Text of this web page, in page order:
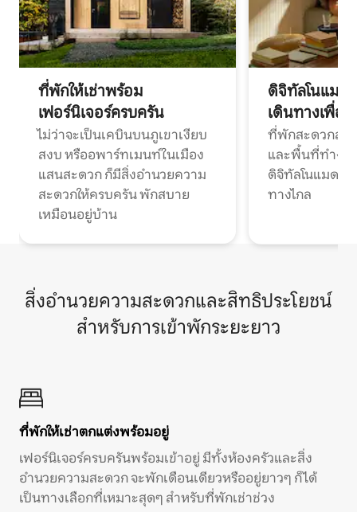
ที่พักให้เช่าพร้อม
เฟอร์นิเจอร์ครบครัน
ไม่ว่าจะเป็นเคบินบนภูเขาเงียบ
สงบ หรืออพาร์ทเมนท์ในเมือง
แสนสะดวก ก็มีสิ่งอำนวยความ
สะดวกให้ครบครัน พักสบาย
เหมือนอยู่บ้าน
ดิจิทัลโนแมด
เดินทางเพื่อ
ที่พักสะดวกสบ
และพื้นที่ทำงา
ดิจิทัลโนแมดแ
ทางไกล
สิ่งอำนวยความสะดวกและสิทธิประโยชน์
สำหรับการเข้าพักระยะยาว
ที่พักให้เช่าตกแต่งพร้อมอยู่
เฟอร์นิเจอร์ครบครันพร้อมเข้าอยู่ มีทั้งห้องครัวและสิ่ง
อำนวยความสะดวก จะพักเดือนเดียวหรืออยู่ยาวๆ ก็ได้
เป็นทางเลือกที่เหมาะสุดๆ สำหรับที่พักเช่าช่วง